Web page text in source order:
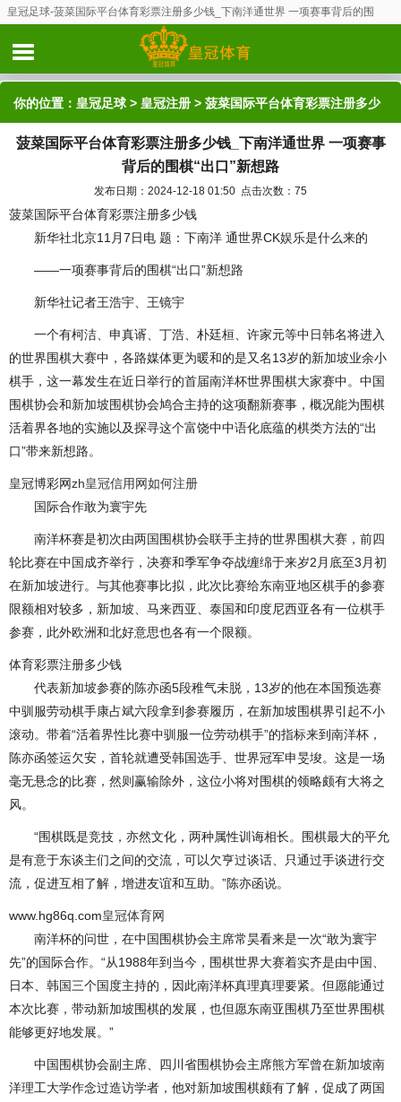
皇冠足球-菠菜国际平台体育彩票注册多少钱_下南洋通世界 一项赛事背后的围
你的位置： 皇冠足球 > 皇冠注册 > 菠菜国际平台体育彩票注册多少
钱_下南洋通世界 一项赛事背后的围棋“出口”新想路
菠菜国际平台体育彩票注册多少钱_下南洋通世界 一项赛事
背后的围棋“出口”新想路
发布日期：2024-12-18 01:50 点击次数：75
菠菜国际平台体育彩票注册多少钱
新华社北京11月7日电 题：下南洋 通世界CK娱乐是什么来的
——一项赛事背后的围棋“出口”新想路
新华社记者王浩宇、王镜宇
一个有柯洁、申真谞、丁浩、朴廷桓、许家元等中日韩名将进入
的世界围棋大赛中，各路媒体更为暖和的是又名13岁的新加坡业余小
棋手，这一幕发生在近日举行的首届南洋杯世界围棋大家赛中。中国
围棋协会和新加坡围棋协会鸠合主持的这项翻新赛事，概况能为围棋
活着界各地的实施以及探寻这个富饶中中语化底蕴的棋类方法的“出
口”带来新想路。
皇冠博彩网zh皇冠信用网如何注册
国际合作敢为寰宇先
南洋杯赛是初次由两国围棋协会联手主持的世界围棋大赛，前四
轮比赛在中国成齐举行，决赛和季军争夺战缠绵于来岁2月底至3月初
在新加坡进行。与其他赛事比拟，此次比赛给东南亚地区棋手的参赛
限额相对较多，新加坡、马来西亚、泰国和印度尼西亚各有一位棋手
参赛，此外欧洲和北好意思也各有一个限额。
体育彩票注册多少钱
代表新加坡参赛的陈亦函5段稚气未脱，13岁的他在本国预选赛
中驯服劳动棋手康占斌六段拿到参赛履历，在新加坡围棋界引起不小
滚动。带着“活着界性比赛中驯服一位劳动棋手”的指标来到南洋杯，
陈亦函签运欠安，首轮就遭受韩国选手、世界冠军申旻埈。这是一场
毫无悬念的比赛，然则赢输除外，这位小将对围棋的领略颇有大将之
风。
“围棋既是竞技，亦然文化，两种属性训诲相长。围棋最大的平允
是有意于东谈主们之间的交流，可以欠亨过谈话、只通过手谈进行交
流，促进互相了解，增进友谊和互助。”陈亦函说。
www.hg86q.com皇冠体育网
南洋杯的问世，在中国围棋协会主席常昊看来是一次“敢为寰宇
先”的国际合作。“从1988年到当今，围棋世界大赛着实齐是由中国、
日本、韩国三个国度主持的，因此南洋杯真理真理要紧。但愿能通过
本次比赛，带动新加坡围棋的发展，也但愿东南亚围棋乃至世界围棋
能够更好地发展。”
中国围棋协会副主席、四川省围棋协会主席熊方军曾在新加坡南
洋理工大学作念过造访学者，他对新加坡围棋颇有了解，促成了两国